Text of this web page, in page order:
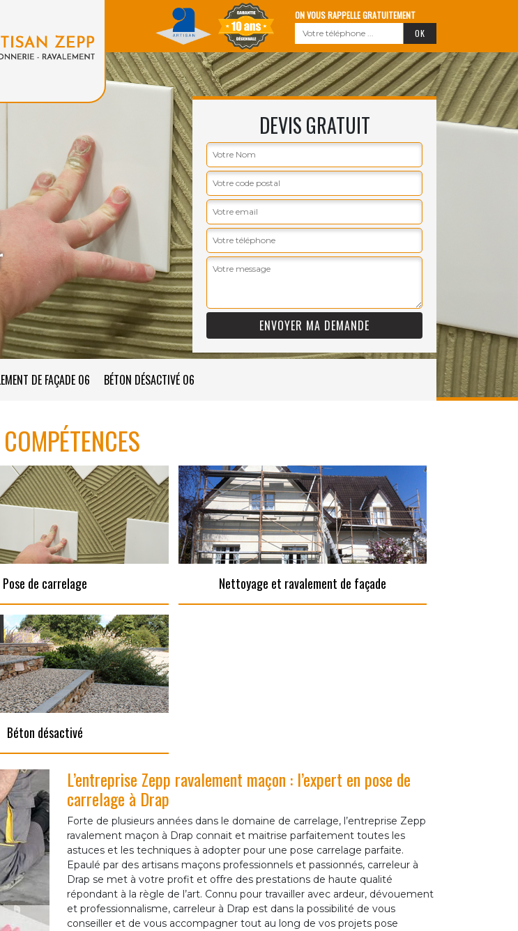
ON VOUS RAPPELLE GRATUITEMENT
DEVIS GRATUIT
DE FAÇADE 06 BÉTON DÉSACTIVÉ 06
Pose de carrelage Nettoyage et ravalement de façade
Béton désactivé
L’entreprise Zepp ravalement maçon : l’expert en pose de
carrelage à Drap
Forte de plusieurs années dans le domaine de carrelage, l’entreprise Zepp
ravalement maçon à Drap connait et maitrise parfaitement toutes les
astuces et les techniques à adopter pour une pose carrelage parfaite.
Epaulé par des artisans maçons professionnels et passionnés, carreleur à
Drap se met à votre profit et offre des prestations de haute qualité
répondant à la règle de l’art. Connu pour travailler avec ardeur, dévouement
et professionnalisme, carreleur à Drap est dans la possibilité de vous
conseiller et de vous accompagner tout au long de vos projets pose